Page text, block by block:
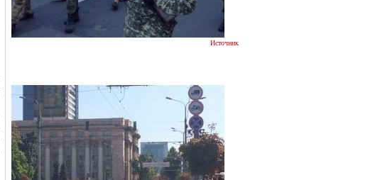
Источник